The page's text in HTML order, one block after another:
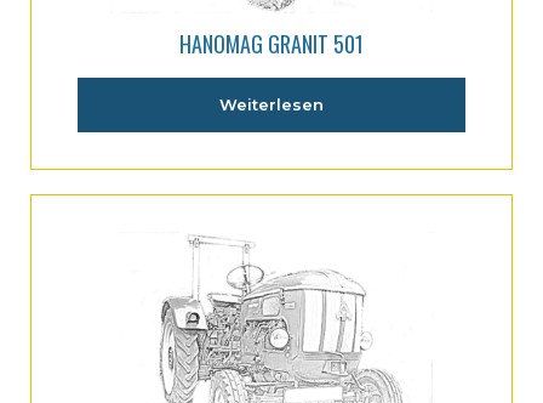
HANOMAG GRANIT 501
Weiterlesen